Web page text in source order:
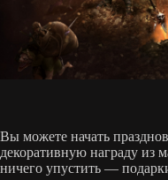
Вы можете начать
декоративную награду из
ничего упустить —